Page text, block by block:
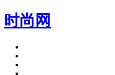
时尚网